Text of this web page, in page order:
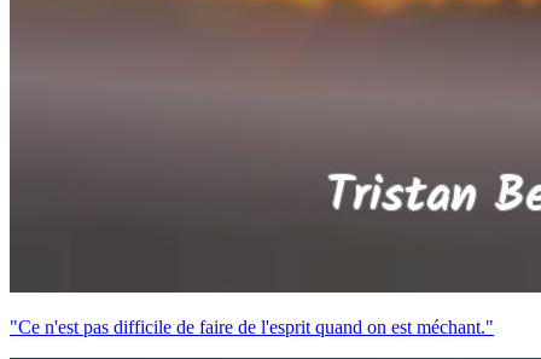
"Ce n'est pas difficile de faire de l'esprit quand on est méchant."